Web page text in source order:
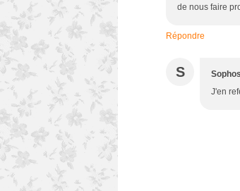
de nous faire
Répondre
S Sophos
J'en